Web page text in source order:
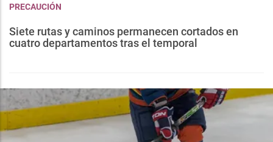
PRECAUCIÓN
Siete rutas y caminos permanecen cortados en
cuatro departamentos tras el temporal